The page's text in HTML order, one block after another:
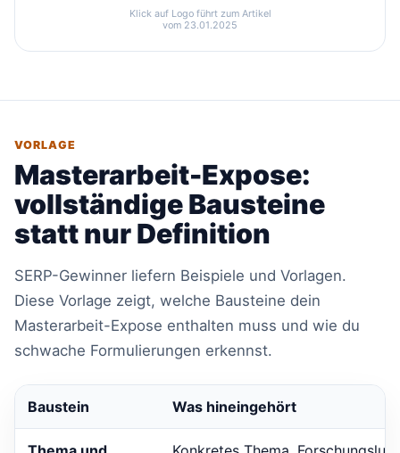
Klick auf Logo führt zum Artikel
vom 23.01.2025
VORLAGE
Masterarbeit-Expose:
vollständige Bausteine
statt nur Definition
SERP-Gewinner liefern Beispiele und Vorlagen.
Diese Vorlage zeigt, welche Bausteine dein
Masterarbeit-Expose enthalten muss und wie du
schwache Formulierungen erkennst.
Baustein Was hineingehört